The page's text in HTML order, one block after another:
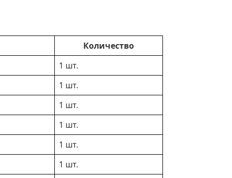
Количество
1 шт.
1 шт.
1 шт.
1 шт.
1 шт.
1 шт.